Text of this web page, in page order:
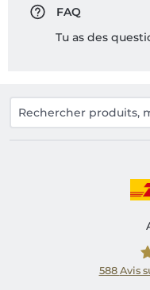
FAQ
Tu as des
588 Avis